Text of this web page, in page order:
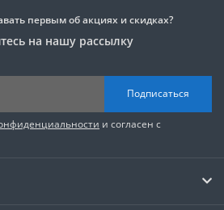
первым об акциях и скидках?
на нашу рассылку
Подписаться
и согласен с